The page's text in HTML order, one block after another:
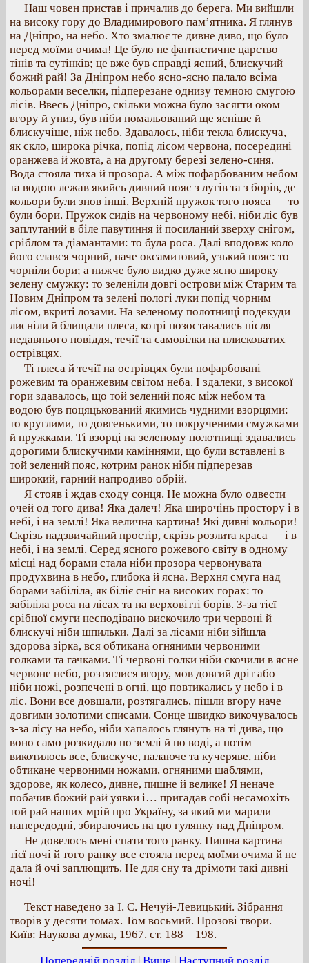
Наш човен пристав і причалив до берега. Ми вийшли
на високу гору до Владимирового пам’ятника. Я глянув
на Дніпро, на небо. Хто змалює те дивне диво, що було
перед моїми очима! Це було не фантастичне царство
тінів та сутінків; це вже був справді ясний, блискучий
божий рай! За Дніпром небо ясно-ясно палало всіма
кольорами веселки, підперезане однизу темною смугою
лісів. Ввесь Дніпро, скільки можна було засягти оком
вгору й униз, був ніби помальований ще ясніше й
блискучіше, ніж небо. Здавалось, ніби текла блискуча,
як скло, широка річка, попід лісом червона, посередині
оранжева й жовта, а на другому березі зелено-синя.
Вода стояла тиха й прозора. А між пофарбованим небом
та водою лежав якийсь дивний пояс з лугів та з борів, де
кольори були знов інші. Верхній пружок того пояса — то
були бори. Пружок сидів на червоному небі, ніби ліс був
заплутаний в біле павутиння й посиланий зверху снігом,
сріблом та діамантами: то була роса. Далі вподовж коло
його слався чорний, наче оксамитовий, узький пояс: то
чорніли бори; а нижче було видко дуже ясно широку
зелену смужку: то зеленіли довгі острови між Старим та
Новим Дніпром та зелені пологі луки попід чорним
лісом, вкриті лозами. На зеленому полотнищі подекуди
лисніли й блищали плеса, котрі позоставались після
недавнього повіддя, течії та самовілки на плисковатих
острівцях.
Ті плеса й течії на острівцях були пофарбовані
рожевим та оранжевим світом неба. І здалеки, з високої
гори здавалось, що той зелений пояс між небом та
водою був поцяцькований якимись чудними взорцями:
то круглими, то довгенькими, то покрученими смужками
й пружками. Ті взорці на зеленому полотнищі здавались
дорогими блискучими каміннями, що були вставлені в
той зелений пояс, котрим ранок ніби підперезав
широкий, гарний напродиво обрій.
Я стояв і ждав сходу сонця. Не можна було одвести
очей од того дива! Яка далеч! Яка широчінь простору і в
небі, і на землі! Яка велична картина! Які дивні кольори!
Скрізь надзвичайний простір, скрізь розлита краса — і в
небі, і на землі. Серед ясного рожевого світу в одному
місці над борами стала ніби прозора червонувата
продухвина в небо, глибока й ясна. Верхня смуга над
борами забіліла, як біліє сніг на високих горах: то
забіліла роса на лісах та на верховітті борів. З-за тієї
срібної смуги несподівано вискочило три червоні й
блискучі ніби шпильки. Далі за лісами ніби зійшла
здорова зірка, вся обтикана огняними червоними
голками та гачками. Ті червоні голки ніби скочили в ясне
червоне небо, розтяглися вгору, мов довгий дріт або
ніби ножі, розпечені в огні, що повтикались у небо і в
ліс. Вони все довшали, розтягались, пішли вгору наче
довгими золотими списами. Сонце швидко викочувалось
з-за лісу на небо, ніби хапалось глянуть на ті дива, що
воно само розкидало по землі й по воді, а потім
викотилось все, блискуче, палаюче та кучеряве, ніби
обтикане червоними ножами, огняними шаблями,
здорове, як колесо, дивне, пишне й велике! Я неначе
побачив божий рай уявки і… пригадав собі несамохіть
той рай наших мрій про Україну, за який ми марили
напередодні, збираючись на цю гулянку над Дніпром.
Не довелось мені спати того ранку. Пишна картина
тієї ночі й того ранку все стояла перед моїми очима й не
дала й очі заплющить. Не для сну та дрімоти такі дивні
ночі!
Текст наведено за І. С. Нечуй-Левицький. Зібрання
творів у десяти томах. Том восьмий. Прозові твори.
Київ: Наукова думка, 1967. ст. 188 – 198.